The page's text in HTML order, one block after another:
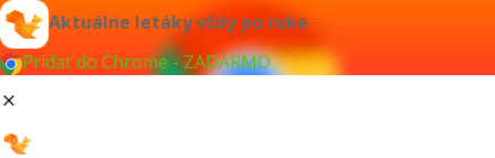
Aktuálne letáky vždy po ruke
Pridať do Chrome - ZADARMO